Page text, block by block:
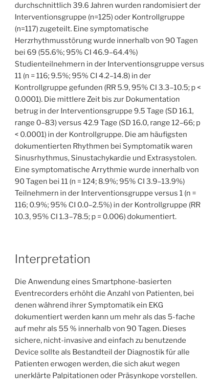
durchschnittlich 39.6 Jahren wurden randomisiert der
Interventionsgruppe (n=125) oder Kontrollgruppe
(n=117) zugeteilt. Eine symptomatische
Herzrhythmusstörung wurde innerhalb von 90 Tagen
bei 69 (55.6%; 95% CI 46.9–64.4%)
Studienteilnehmern in der Interventionsgruppe versus
11 (n = 116; 9.5%; 95% CI 4.2–14.8) in der
Kontrollgruppe gefunden (RR 5.9, 95% CI 3.3–10.5; p <
0.0001). Die mittlere Zeit bis zur Dokumentation
betrug in der Interventionsgruppe 9.5 Tage (SD 16.1,
range 0–83) versus 42.9 Tage (SD 16.0, range 12–66; p
< 0.0001) in der Kontrollgruppe. Die am häufigsten
dokumentierten Rhythmen bei Symptomatik waren
Sinusrhythmus, Sinustachykardie und Extrasystolen.
Eine symptomatische Arrythmie wurde innerhalb von
90 Tagen bei 11 (n = 124; 8.9%; 95% CI 3.9–13.9%)
Teilnehmern in der Interventionsgruppe versus 1 (n =
116; 0.9%; 95% CI 0.0–2.5%) in der Kontrollgruppe (RR
10.3, 95% CI 1.3–78.5; p = 0.006) dokumentiert.
Interpretation
Die Anwendung eines Smartphone-basierten
Eventrecorders erhöht die Anzahl von Patienten, bei
denen während ihrer Symptomatik ein EKG
dokumentiert werden kann um mehr als das 5-fache
auf mehr als 55 % innerhalb von 90 Tagen. Dieses
sichere, nicht-invasive and einfach zu benutzende
Device sollte als Bestandteil der Diagnostik für alle
Patienten erwogen werden, die sich akut wegen
unerklärte Palpitationen oder Präsynkope vorstellen.